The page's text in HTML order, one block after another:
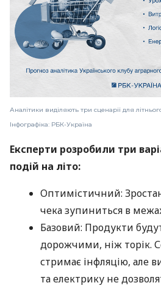
Аналітики виділяють три сценарії для
Інфографіка: РБК-Україна
Експерти розробили три
подій на літо:
Оптимістичний:
чека зупиниться в
Базовий: Продукти
дорожчими, ніж торік.
стримає інфляцію, але
та електрику не